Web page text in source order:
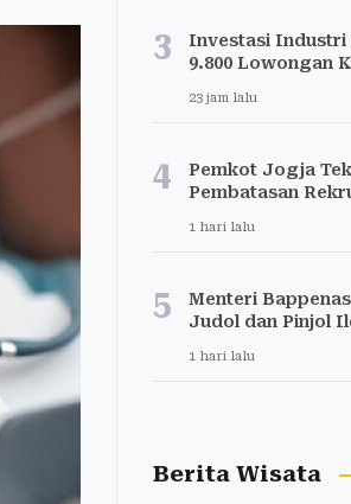
3
Investasi Industri
9.800 Lowongan
23 jam lalu
4
Pemkot Jogja
Pembatasan
1 hari lalu
5
Menteri
Judol dan Pinjol
1 hari lalu
Berita Wisata